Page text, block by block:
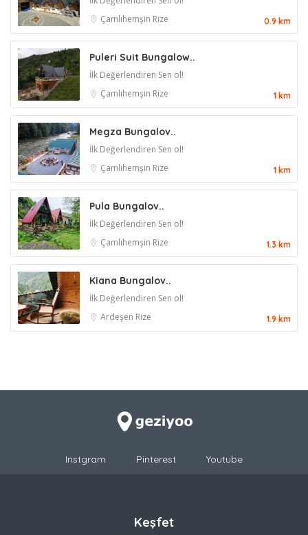
Çamlıhemşin Rize 0.9 km
Puleri Suit Bungalow..
İlk Değerlendiren Sen ol!
Çamlıhemşin Rize 1 km
Megza Bungalov..
İlk Değerlendiren Sen ol!
Çamlıhemşin Rize 1 km
Pula Bungalov..
İlk Değerlendiren Sen ol!
Çamlıhemşin Rize 1.3 km
Kiana Bungalov..
İlk Değerlendiren Sen ol!
Ardeşen Rize 1.9 km
Instgram Pinterest Youtube
Keşfet